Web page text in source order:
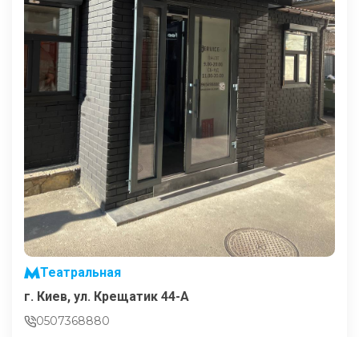
Театральная
г. Киев, ул. Крещатик 44-А
0507368880